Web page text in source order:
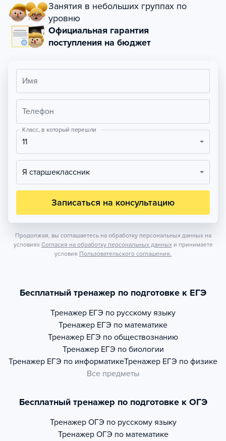
Занятия в небольших группах по
уровню
Официальная гарантия
поступления на бюджет
Имя
Телефон
Класс, в который перешли
11
Я старшеклассник
Записаться на консультацию
Продолжая, вы соглашаетесь на обработку персональных данных на
условиях Согласия на обработку персональных данных и принимаете
условия Пользовательского соглашения.
Бесплатный тренажер по подготовке к ЕГЭ
Тренажер ЕГЭ по русскому языку
Тренажер ЕГЭ по математике
Тренажер ЕГЭ по обществознанию
Тренажер ЕГЭ по биологии
Тренажер ЕГЭ по информатикеТренажер ЕГЭ по физике
Все предметы
Бесплатный тренажер по подготовке к ОГЭ
Тренажер ОГЭ по русскому языку
Тренажер ОГЭ по математике